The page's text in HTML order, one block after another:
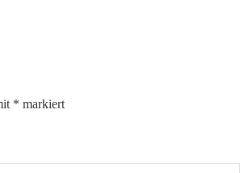
* markiert